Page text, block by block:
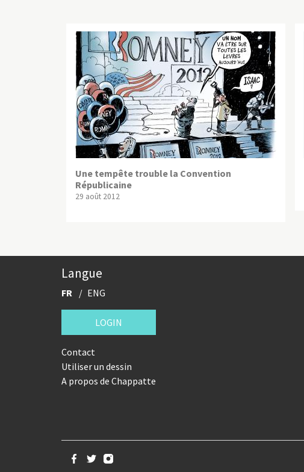
Une tempête trouble la Convention
Républicaine
29 août 2012
Langue
FR ENG
LOGIN
Contact
Utiliser un dessin
A propos de Chappatte